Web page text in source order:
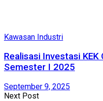
Kawasan Industri
Realisasi Investasi
Semester I 2025
September 9, 2025
Next Post